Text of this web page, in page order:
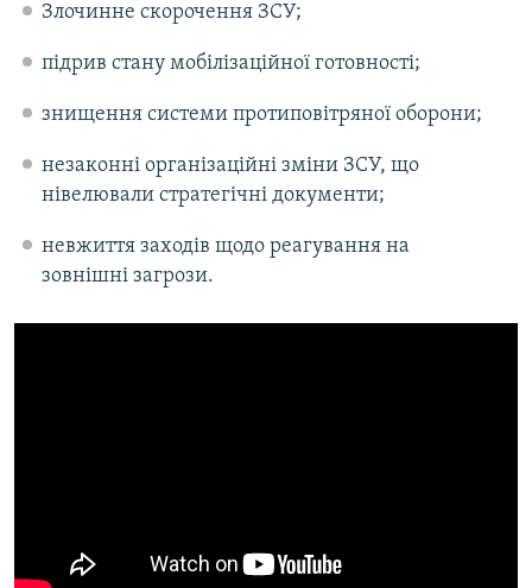
Злочинне скорочення ЗСУ;
підрив стану мобілізаційної готовності;
знищення системи протиповітряної оборони;
незаконні організаційні зміни ЗСУ, що
нівелювали стратегічні документи;
невжиття заходів щодо реагування на
зовнішні загрози.